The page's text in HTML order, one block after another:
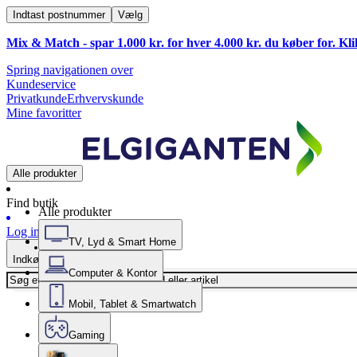
Indtast postnummer Vælg
Mix & Match - spar 1.000 kr. for hver 4.000 kr. du køber for.
Spring navigationen over
Kundeservice
PrivatkundeErhvervskunde
Mine favoritter
Alle produkter
Find butik
Log ind
Indkøbskurv
Alle produkter
TV, Lyd & Smart Home
Computer & Kontor
Mobil, Tablet & Smartwatch
Gaming